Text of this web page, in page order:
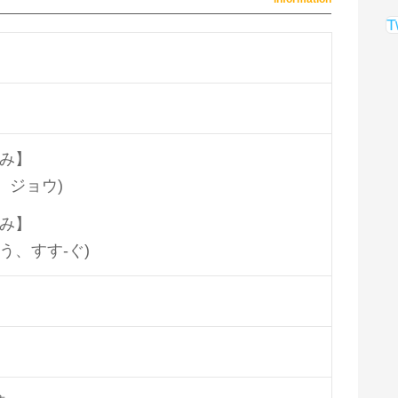
】
ジョウ)
】
、すす-ぐ)